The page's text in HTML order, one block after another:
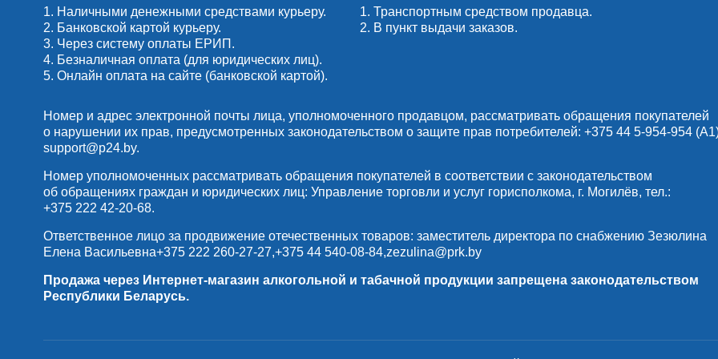
1. Наличными денежными средствами курьеру.
2. Банковской картой курьеру.
3. Через систему оплаты ЕРИП.
4. Безналичная оплата (для юридических лиц).
5. Онлайн оплата на сайте (банковской картой).
1. Транспортным средством продавца.
2. В пункт выдачи заказов.
Номер и адрес электронной почты лица, уполномоченного продавцом, рассматривать обращения покупателей
о нарушении их прав, предусмотренных законодательством о защите прав потребителей: +375 44 5-954-954
support@p24.by.
Номер уполномоченных рассматривать обращения покупателей в соответствии с законодательством
об обращениях граждан и юридических лиц: Управление торговли и услуг горисполкома, г. Могилёв, тел.:
+375 222 42-20-68.
Ответственное лицо за продвижение отечественных товаров: заместитель директора по снабжению Зезюлина
Елена Васильевна+375 222 260-27-27,+375 44 540-08-84,zezulina@prk.by
Продажа через Интернет-магазин алкогольной и табачной продукции запрещена законодательством
Республики Беларусь.